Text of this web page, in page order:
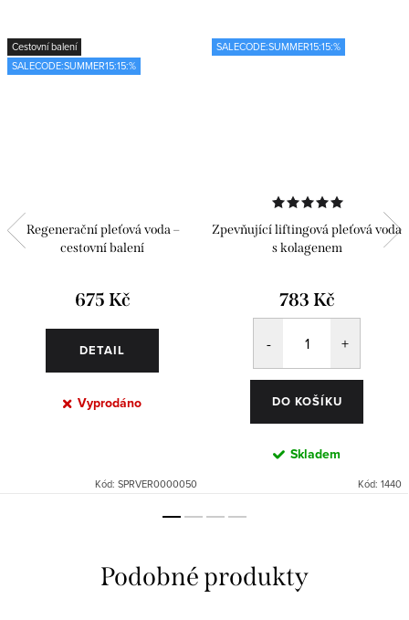
Cestovní balení
SALECODE:SUMMER15:15:%
Regenerační pleťová voda –
cestovní balení
675 Kč
DETAIL
Vyprodáno
Kód: SPRVER0000050
SALECODE:SUMMER15:15:%
Zpevňující liftingová pleťová voda
s kolagenem
783 Kč
DO KOŠÍKU
Skladem
Kód: 1440